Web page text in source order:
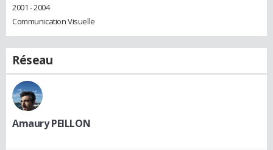
2001 - 2004
Communication Visuelle
Réseau
Amaury PEILLON